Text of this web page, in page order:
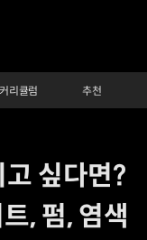
커리큘럼 추천
싶다면?
, 펌, 염색